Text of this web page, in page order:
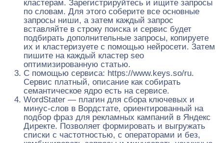
кластерам. Зарегистрируйтесь и ищите запросы
по словам. Для этого соберите все основные
запросы ниши, а затем каждый запрос
вставляйте в строку поиска и сервис будет
подбирать дополнительные запросы, копируете
их и кластеризуете с помощью нейросети. Затем
пишите на каждый кластер seo
оптимизированную статью.
С помощью сервиса: https://www.keys.so/ru.
Сервис платный, описание как собирать
семантическое ядро есть на сервисе.
WordStater — плагин для сбора ключевых и
минус-слов в Вордстате, ориентированный на
подбор фраз для рекламных кампаний в Яндекс
Директе. Позволяет формировать и выгружать
списки с частотностью, с операторами и без,